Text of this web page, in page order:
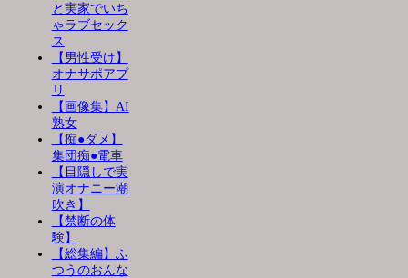
と実家でいち
ゃラブセック
ス
【男性受け】
オナサポアプ
リ
【画像集】AI
熟女
【痴●ダメ】
集団痴●電車
【目隠しで実
演オナニー潮
吹き】
【禁断の体
験】
【総集編】ふ
つうのおんな